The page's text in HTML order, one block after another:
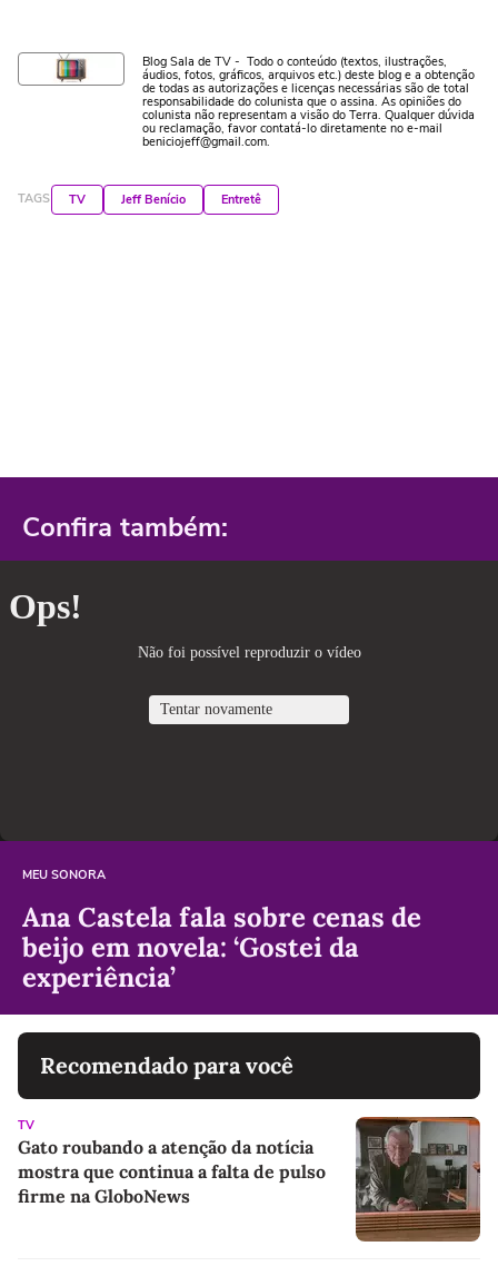
Blog Sala de TV - Todo o conteúdo (textos, ilustrações,
áudios, fotos, gráficos, arquivos etc.) deste blog e a obtenção
de todas as autorizações e licenças necessárias são de total
responsabilidade do colunista que o assina. As opiniões do
colunista não representam a visão do Terra. Qualquer dúvida
ou reclamação, favor contatá-lo diretamente no e-mail
beniciojeff@gmail.com.
TAGS TV Jeff Benício Entretê
Confira também:
MEU SONORA
Ana Castela fala sobre cenas de
beijo em novela: ‘Gostei da
experiência’
Recomendado para você
TV
Gato roubando a atenção da notícia
mostra que continua a falta de pulso
firme na GloboNews